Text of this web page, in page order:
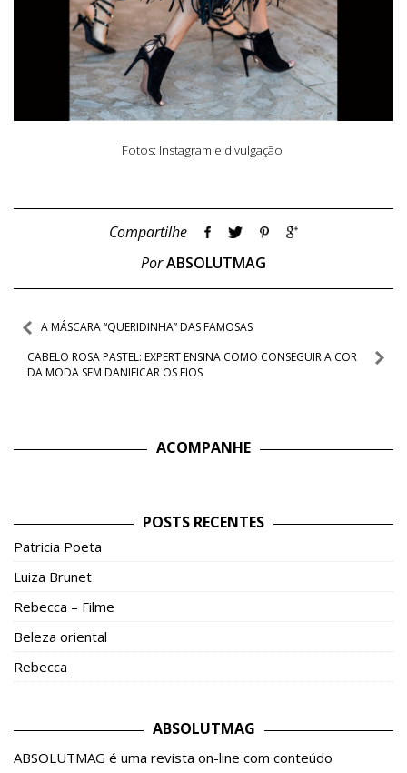
Fotos: Instagram e divulgação
Compartilhe
PorABSOLUTMAG
Navegação
de
A MÁSCARA “QUERIDINHA” DAS FAMOSAS
CABELO ROSA PASTEL: EXPERT ENSINA COMO CONSEGUIR A COR
DA MODA SEM DANIFICAR OS FIOS
ACOMPANHE
POSTS RECENTES
Patricia Poeta
Luiza Brunet
Rebecca – Filme
Beleza oriental
Rebecca
ABSOLUTMAG
ABSOLUTMAG é uma revista on-line com conteúdo